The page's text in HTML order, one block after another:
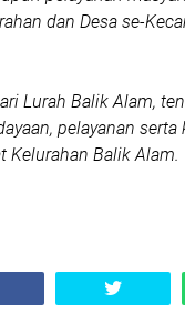
dan Desa se-
Lurah Balik Alam,
pelayanan
Kelurahan Balik Alam.